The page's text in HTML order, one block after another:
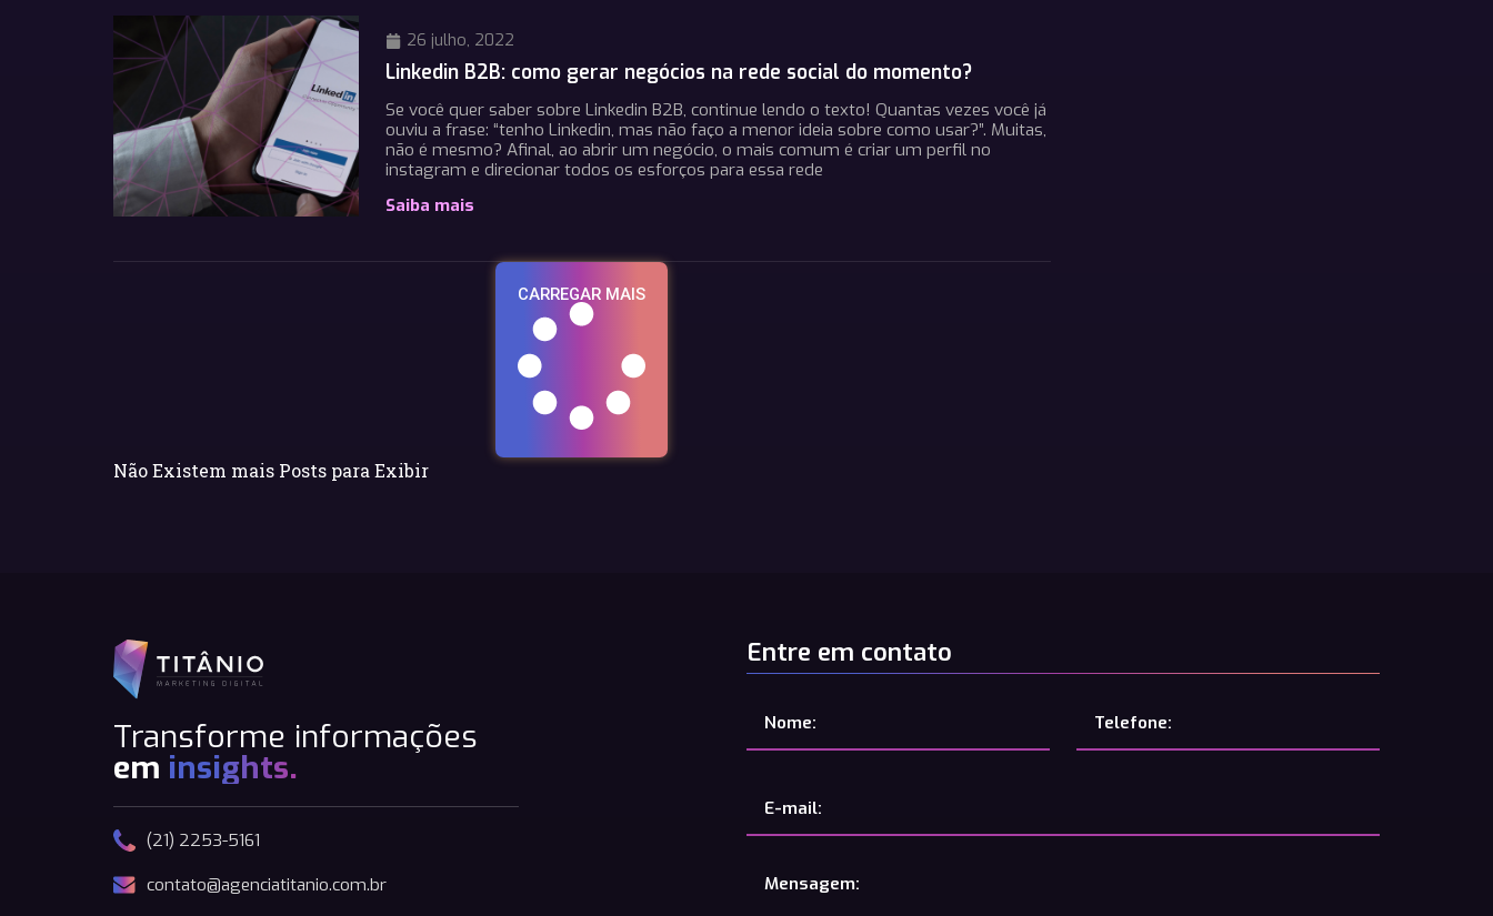
26 julho, 2022
Linkedin B2B: como gerar negócios na rede social do momento?
Se você quer saber sobre Linkedin B2B, continue lendo o texto! Quantas vezes você já
ouviu a frase: “tenho Linkedin, mas não faço a menor ideia sobre como usar?”. Muitas,
não é mesmo? Afinal, ao abrir um negócio, o mais comum é criar um perfil no
instagram e direcionar todos os esforços para essa rede
Saiba mais
CARREGAR MAIS
Não Existem mais Posts para Exibir
Transforme informações
em insights.
(21) 2253-5161
contato@agenciatitanio.com.br
Entre em contato